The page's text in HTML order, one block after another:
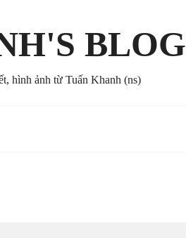
BLOG
hình ảnh từ Tuấn Khanh (ns)